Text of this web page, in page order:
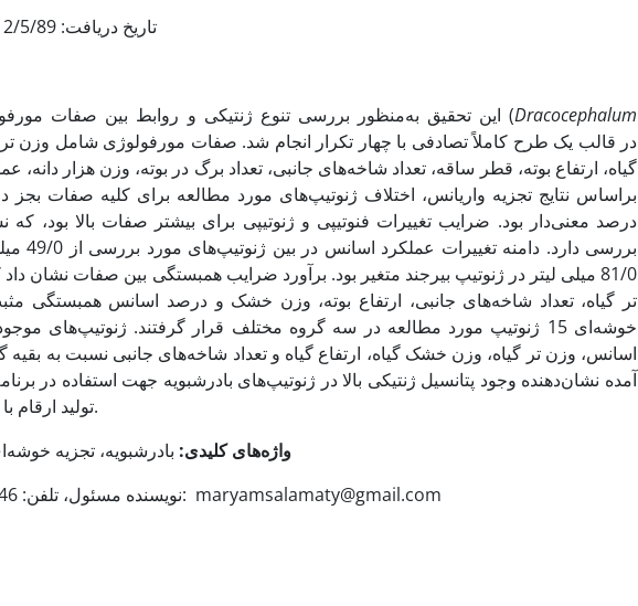
تاریخ دریافت: 2/5/89 تاریخ پذیرش: 31/3/90
این تحقیق به‌منظور بررسی تنوع ژنتیکی و روابط بین صفات مورفولوژیک در 15 ژنوتیپ بادرشبویه (Dracocephalum
گیاه، ارتفاع بوته، قطر ساقه، تعداد شاخه‌های جانبی، تعداد برگ در بوته، وزن هزار
درصد معنی‌دار بود. ضرایب تغییرات فنوتیپی و ژنوتیپی برای بیشتر صفات بالا بود، که
بررسی
81/0 میلی لیتر در ژنوتیپ بیرجند متغیر بود. برآورد ضرایب همبستگی بین صفات
تر گیاه، تعداد شاخه‌های جانبی، ارتفاع بوته، وزن خشک و درصد اسانس همبستگی
خوشه‌ای 15 ژنوتیپ مورد مطالعه در سه گروه مختلف قرار گرفتند. ژنوتیپ‌های
اسانس، وزن تر گیاه، وزن خشک گیاه، ارتفاع گیاه و تعداد شاخه‌های جانبی نسبت به بقیه
آمده نشان‌دهنده وجود پتانسیل ژنتیکی بالا در ژنوتیپ‌های بادرشبویه جهت استفاده در
تولید ارقام با خصوصیات زراعی مطلوب است.
واژه‌های کلیدی: بادرشبویه، تجزیه
* نویسنده مسئول، تلفن: 09133642046، پست‌الکترونیکی: maryamsalamaty@gmail.com